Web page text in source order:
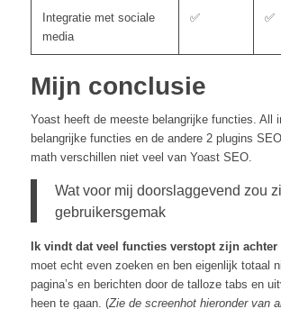
Integratie met sociale
media
✅ ✅
Mijn conclusie
Yoast heeft de meeste belangrijke functies. All
belangrijke functies en de andere 2 plugins
math verschillen niet veel van Yoast SEO.
Wat voor mij doorslaggevend zou
gebruikersgemak
Ik vindt dat veel functies verstopt zijn achter
moet echt even zoeken en ben eigenlijk totaal
pagina’s en berichten door de talloze tabs en
heen te gaan. (Zie de screenhot hieronder van